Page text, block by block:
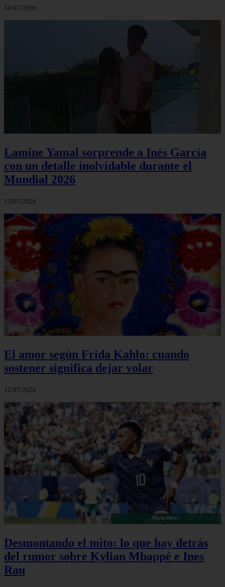
14/07/2026
Lamine Yamal sorprende a Inés García
con un detalle inolvidable durante el
Mundial 2026
13/07/2026
El amor según Frida Kahlo: cuando
sostener significa dejar volar
12/07/2026
Desmontando el mito: lo que hay detrás
del rumor sobre Kylian Mbappé e Ines
Rau